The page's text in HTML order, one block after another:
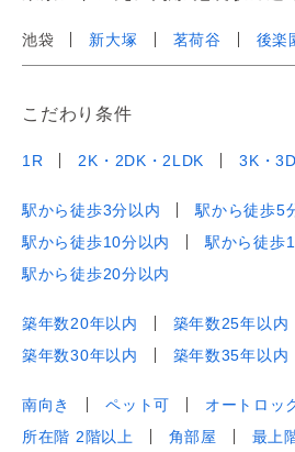
池袋 新大塚 茗荷谷 後楽
こだわり条件
1R 2K・2DK・2LDK 3K・
駅から徒歩3分以内
駅から徒歩5
駅から徒歩10分以内
駅から徒歩
駅から徒歩20分以内
築年数20年以内
築年数25年以内
築年数30年以内
築年数35年以内
南向き ペット可
オートロッ
所在階 2階以上
角部屋 最上